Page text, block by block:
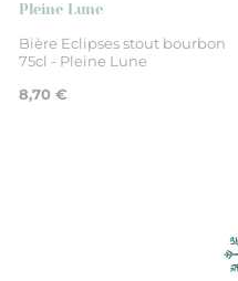
Pleine Lune
Bière Eclipses stout bourbon
75cl - Pleine Lune
8,70 €